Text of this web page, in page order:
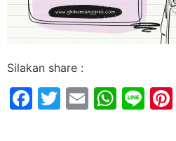
Silakan share :
Facebook
Twitter
Email